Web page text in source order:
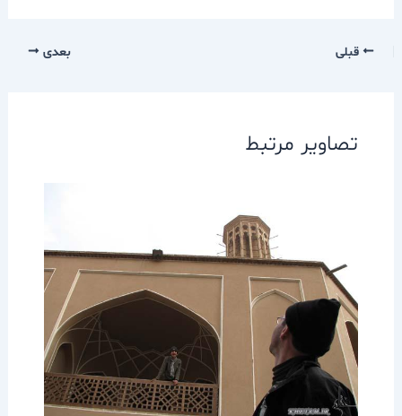
قبلی بعدی
تصاویر مرتبط